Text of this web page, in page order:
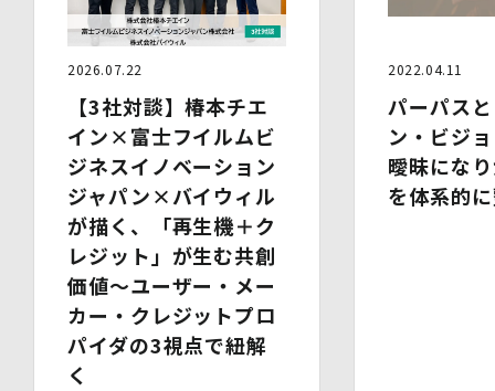
管理水準を確保している委託先を選定するとともに、当該
委託先には必要かつ適切な監督を行います。
当社は、個人情報保護法、個人情報保護方針及び本方針に
従って、個人データ（個人情報保護法第16条第３項により
定義された「個人データ」をいい、以下同様とします。）
を適切に取り扱い、正確かつ最新のものとするよう適切な
処置を講じます。
また、個人データの漏えい、滅失又は毀損の防止その他の
個人データの保護のため、個人データを適切かつ安全に管
理します。
当社は、個人情報を適切に取り扱うため、以下の安全管理
措置を実施します。
(1)組織的安全管理措置
・ 個人データの取扱いに関する責任者を定め、報告連絡
2026.07.22
【3社対談】椿本チエ
イン×富士フイルムビ
ジネスイノベーション
ジャパン×バイウィル
が描く、「再生機＋ク
レジット」が生む共創
価値～ユーザー・メー
カー・クレジットプロ
パイダの3視点で紐解
く
2022.04.11
パーパス
ン・ビジ
曖昧にな
を体系的